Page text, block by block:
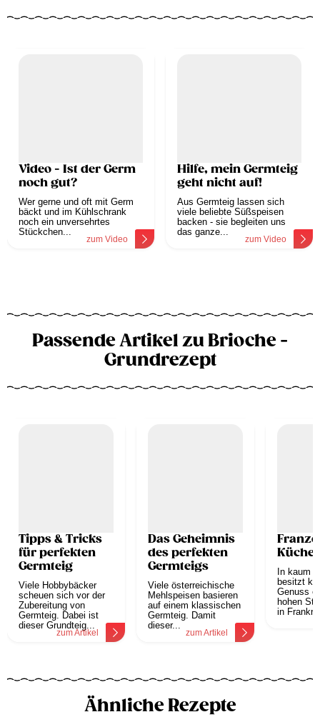
Video - Ist der Germ
noch gut?
Wer gerne und oft mit Germ
bäckt und im Kühlschrank
noch ein unversehrtes
Stückchen...
zum Video
Hilfe, mein Germteig
geht nicht auf!
Aus Germteig lassen sich
viele beliebte Süßspeisen
backen - sie begleiten uns
das ganze...
zum Video
Passende Artikel zu Brioche -
Grundrezept
Tipps & Tricks
für perfekten
Germteig
Viele Hobbybäcker
scheuen sich vor der
Zubereitung von
Germteig. Dabei ist
dieser Grundteig...
zum Artikel
Das Geheimnis
des perfekten
Germteigs
Viele österreichische
Mehlspeisen basieren
auf einem klassischen
Germteig. Damit
dieser...
zum Artikel
Küche
In kaum
besitzt
Genuss
hohen
in
Ähnliche Rezepte